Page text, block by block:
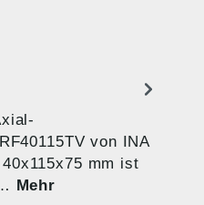
von INA
mm ist
Mehr